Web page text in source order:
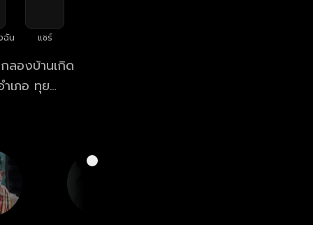
ฉัน แชร์
ลองบ้านเกิด
เภอ ทุย
ยมี ดอกแก้ว
น